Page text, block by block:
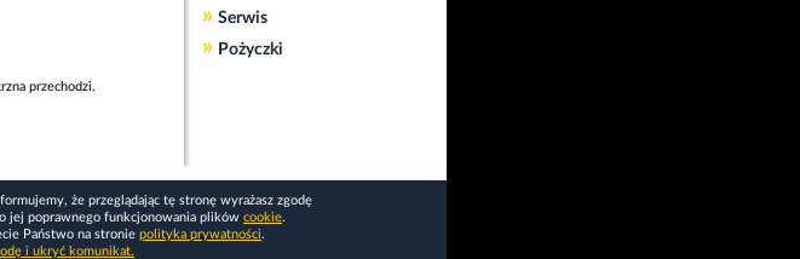
przechodzi.
» Serwis
» Pożyczki
że przeglądając tę stronę wyrażasz zgodę
jej poprawnego funkcjonowania plików cookie.
Państwo na stronie polityka prywatności.
i ukryć komunikat.